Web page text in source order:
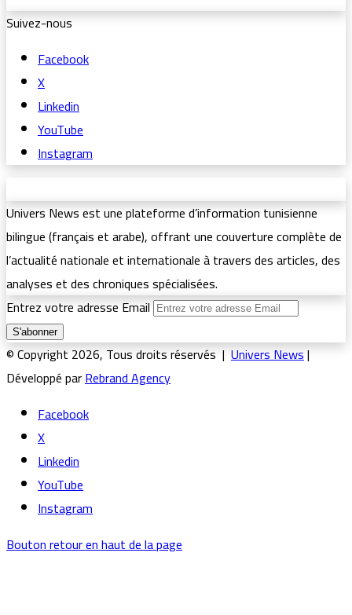
Suivez-nous
Facebook
X
Linkedin
YouTube
Instagram
Univers News est une plateforme d’information tunisienne
bilingue (français et arabe), offrant une couverture complète de
l’actualité nationale et internationale à travers des articles, des
analyses et des chroniques spécialisées.
Entrez votre adresse Email
© Copyright 2026, Tous droits réservés |Univers News|
Développé parRebrand Agency
Facebook
X
Linkedin
YouTube
Instagram
Bouton retour en haut de la page